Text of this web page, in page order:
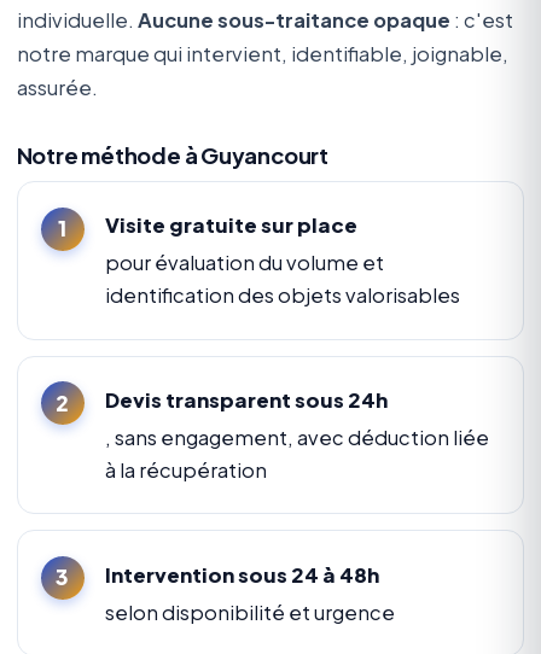
individuelle. Aucune sous-traitance opaque : c'est
notre marque qui intervient, identifiable, joignable,
assurée.
Notre méthode à Guyancourt
Visite gratuite sur place
pour évaluation du volume et
identification des objets valorisables
Devis transparent sous 24h
, sans engagement, avec déduction liée
à la récupération
Intervention sous 24 à 48h
selon disponibilité et urgence